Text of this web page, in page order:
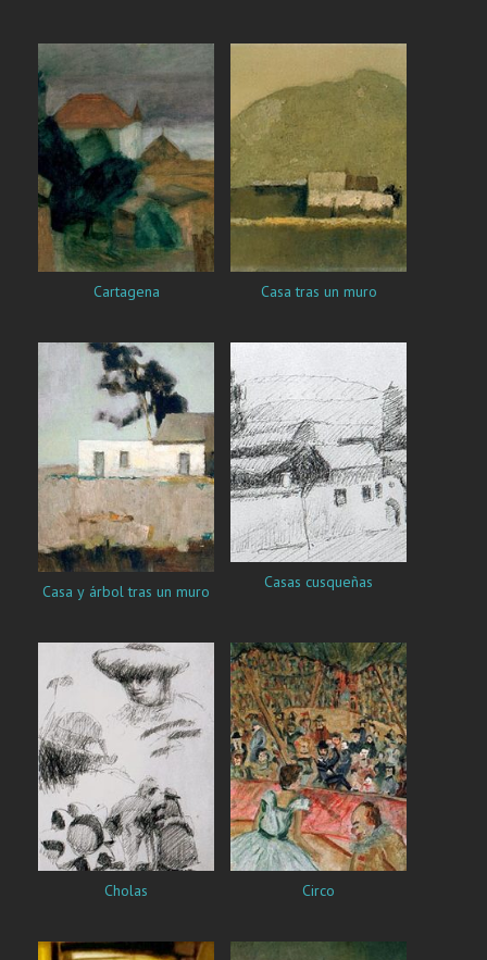
Cartagena Casa tras un muro
Casa y árbol tras un muro Casas cusqueñas
Cholas Circo